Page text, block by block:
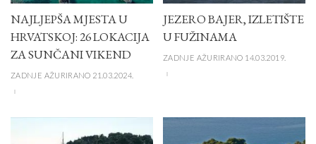
NAJLJEPŠA MJESTA U
HRVATSKOJ: 26 LOKACIJA
ZA SUNČANI VIKEND
ZADNJE AŽURIRANO 21.03.2024.
JEZERO BAJER, IZLETIŠTE
U FUŽINAMA
ZADNJE AŽURIRANO 14.03.2019.